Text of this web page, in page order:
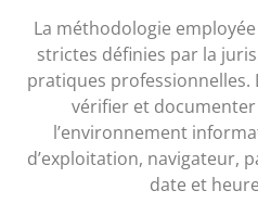
La méthodologie
strictes définies par la
pratiques professionnelles.
vérifier et
l’environnement
d’exploitation, navigateur,
date et